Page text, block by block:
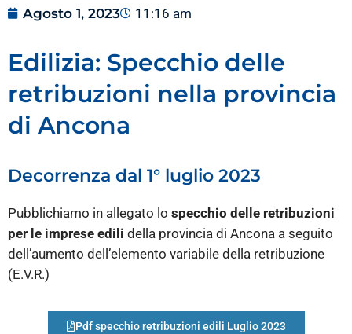
Agosto 1, 2023 11:16 am
Edilizia: Specchio delle
retribuzioni nella provincia
di Ancona
Decorrenza dal 1° luglio 2023
Pubblichiamo in allegato lo specchio delle retribuzioni
per le imprese edili della provincia di Ancona a seguito
dell’aumento dell’elemento variabile della retribuzione
(E.V.R.)
Pdf specchio retribuzioni edili Luglio 2023